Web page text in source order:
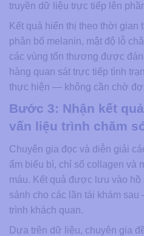
truyền dữ liệu trực tiếp lên
Kết quả hiển thị theo thời gian
phân bố melanin, mật độ lỗ
các vùng tổn thương được
hàng quan sát trực tiếp tình
thực hiện — không cần chờ
Bước 3: Nhận kết
vấn liệu trình chăm
Chuyên gia đọc và diễn giải
ẩm biểu bì, chỉ số collagen và
máu. Kết quả được lưu vào
sánh cho các lần tái khám
trình khách quan.
Dựa trên dữ liệu, chuyên gia